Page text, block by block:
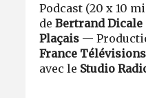
Podcast (20 x 10
deBertrand Dicale
Plaçais —
France Télévisions
avec le Studio